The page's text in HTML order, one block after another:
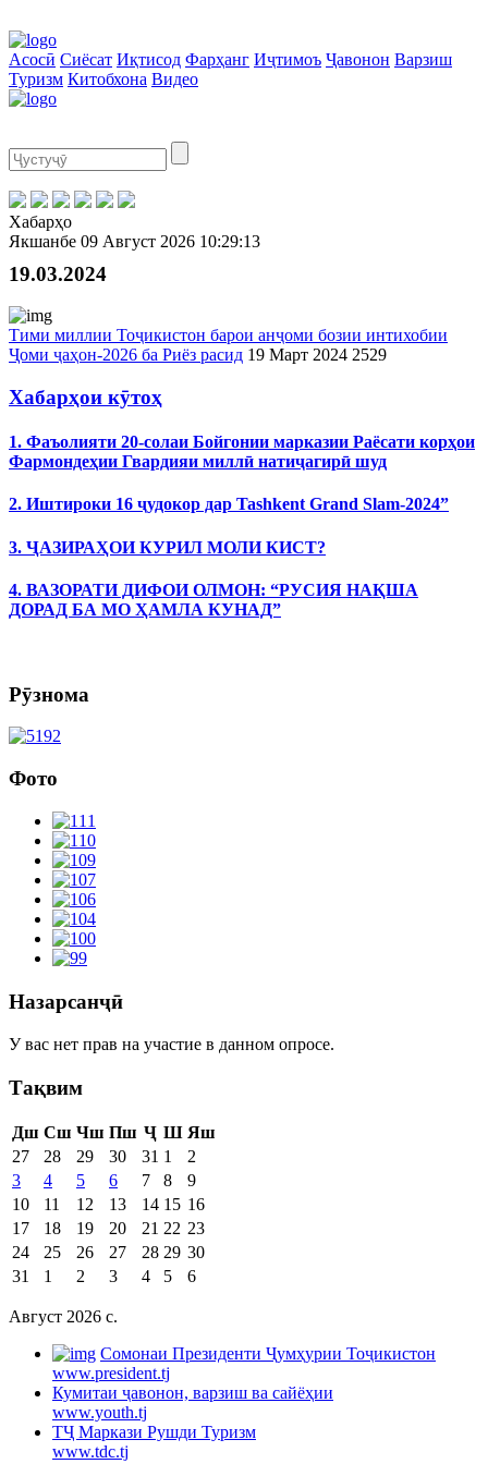
Асосӣ Сиёсат Иқтисод Фарҳанг Иҷтимоъ Ҷавонон Варзиш
Туризм Китобхона Видео
Хабарҳо
Якшанбе 09 Август 2026 10:29:13
19.03.2024
Тими миллии Тоҷикистон барои анҷоми бозии интихобии
Ҷоми ҷаҳон-2026 ба Риёз расид 19 Март 2024 2529
Хабарҳои кӯтоҳ
1. Фаъолияти 20-солаи Бойгонии марказии Раёсати корҳои
Фармондеҳии Гвардияи миллӣ натиҷагирӣ шуд
2. Иштироки 16 ҷудокор дар Tashkent Grand Slam-2024”
3. ҶАЗИРАҲОИ КУРИЛ МОЛИ КИСТ?
4. ВАЗОРАТИ ДИФОИ ОЛМОН: “РУСИЯ НАҚША
ДОРАД БА МО ҲАМЛА КУНАД”
Рӯзнома
Фото
Назарсанҷӣ
У вас нет прав на участие в данном опросе.
Тақвим
Дш Сш Чш Пш Ҷ Ш Яш
27
28 29 30 31 1
2
3
4 5 6 7 8
9
10
11 12 13 14 15 16
17
18 19 20 21 22 23
24
25 26 27 28 29 30
31
1 2 3 4 5 6
Август 2026 c.
Cомонаи Президенти Ҷумҳурии Тоҷикистон
www.president.tj
Кумитаи ҷавонон, варзиш ва сайёҳии
www.youth.tj
ТҶ Маркази Рушди Туризм
www.tdc.tj